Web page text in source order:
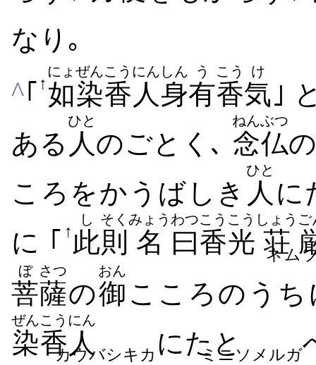
なり｡
^｢ ↑ 如
にょ
染香
ぜんこう
人
にん
身
しん
有
う
香
こう
気
け
｣
ある 人
ひと
のごとく､ 念仏
ねんぶつ
ころをかうばしき 人
ひと
に
に ｢
↑ 此
し
則
そく
名
みょう
曰
わつ
香光
こうこう
荘
しょう ご
ネム
菩
ぼ
薩
さつ
の御
おん
こころのうち
染香
ぜんこう
人
にん
カウバシキカ にたとミニソメルガ